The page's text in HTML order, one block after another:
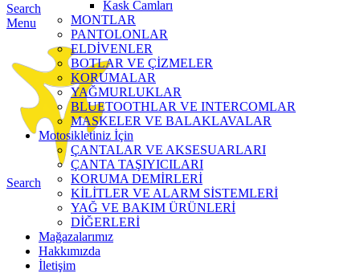
Search
Menu
Search
Kask Camları
MONTLAR
PANTOLONLAR
ELDİVENLER
BOTLAR VE ÇİZMELER
KORUMALAR
YAĞMURLUKLAR
BLUETOOTHLAR VE INTERCOMLAR
MASKELER VE BALAKLAVALAR
Motosikletiniz İçin
ÇANTALAR VE AKSESUARLARI
ÇANTA TAŞIYICILARI
KORUMA DEMİRLERİ
KİLİTLER VE ALARM SİSTEMLERİ
YAĞ VE BAKIM ÜRÜNLERİ
DİĞERLERİ
Mağazalarımız
Hakkımızda
İletişim